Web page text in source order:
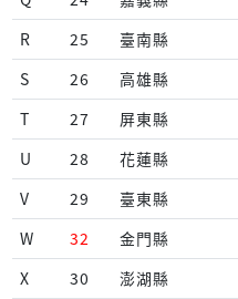
R
25 臺南縣
S
26 高雄縣
T
27
屏東縣
U
28
花蓮縣
V
29
臺東縣
W
32
金門縣
X
30
澎湖縣